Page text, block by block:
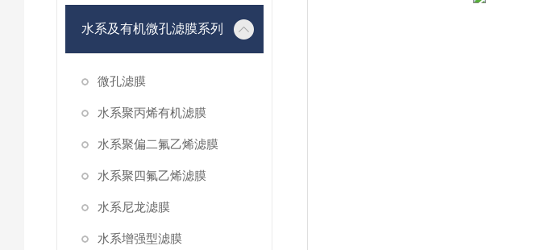
水系及有机微孔滤膜系列
微孔滤膜
水系聚丙烯有机滤膜
水系聚偏二氟乙烯滤膜
水系聚四氟乙烯滤膜
水系尼龙滤膜
水系增强型滤膜